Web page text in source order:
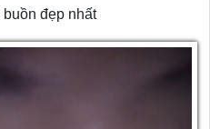
đẹp nhất